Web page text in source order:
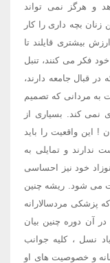
و هرگز نمی تواند
بچه داری را کار
بیشتری قایلند تا
فکر می کنند، تنبل
قبال جامعه دارند،
به مردانی که تصمیم
نمی کند. بسیاری از
! این واقعیت را باید
ندارند و تمایلی به
خود نیز احساسی
می شود. ریشه چنین
یی که پزشکی مردسالارانه
آن دوره چنین بیان
نسل ، کلیه جوانب
و خصوصیت های او